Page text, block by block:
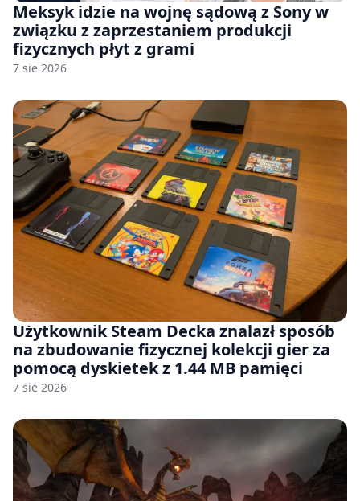
Meksyk idzie na wojnę sądową z Sony w
związku z zaprzestaniem produkcji
fizycznych płyt z grami
7 sie 2026
Użytkownik Steam Decka znalazł sposób
na zbudowanie fizycznej kolekcji gier za
pomocą dyskietek z 1.44 MB pamięci
7 sie 2026